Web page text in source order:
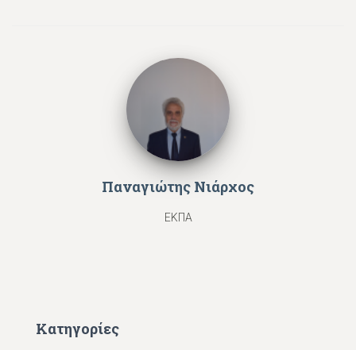
Παναγιώτης Νιάρχος
ΕΚΠΑ
Κατηγορίες